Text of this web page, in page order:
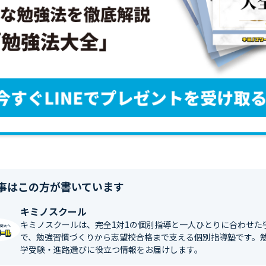
はこの方が書いています
キミノスクール
キミノスクールは、完全1対1の個別指導と一人ひとりに合わせた
で、勉強習慣づくりから志望校合格まで支える個別指導塾です。
学受験・進路選びに役立つ情報をお届けします。